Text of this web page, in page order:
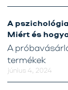
A
Miért és
június 4, 2024
A
termékek